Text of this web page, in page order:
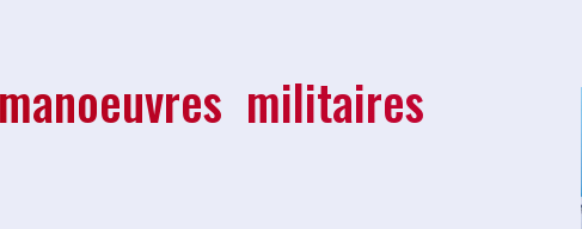
militaires